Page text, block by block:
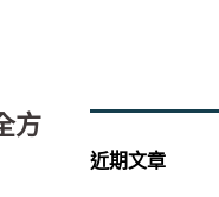
方
近期文章